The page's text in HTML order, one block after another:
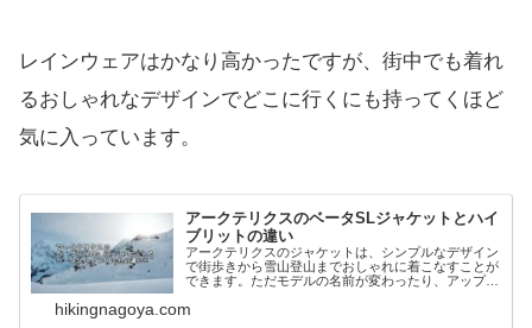
レインウェアはかなり高かったですが、街中でも着れ
るおしゃれなデザインでどこに行くにも持ってくほど
気に入っています。
アークテリクスのベータSLジャケットとハイ
ブリットの違い
アークテリクスのジャケットは、シンプルなデザイン
で街歩きから雪山登山までおしゃれに着こなすことが
できます。ただモデルの名前が変わったり、アップデ
新モデルと旧モデルを比較して、どう変わ...
hikingnagoya.com